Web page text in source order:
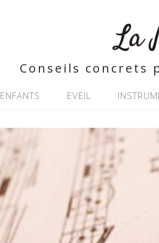
La
Conseils concrets
ENFANTS EVEIL